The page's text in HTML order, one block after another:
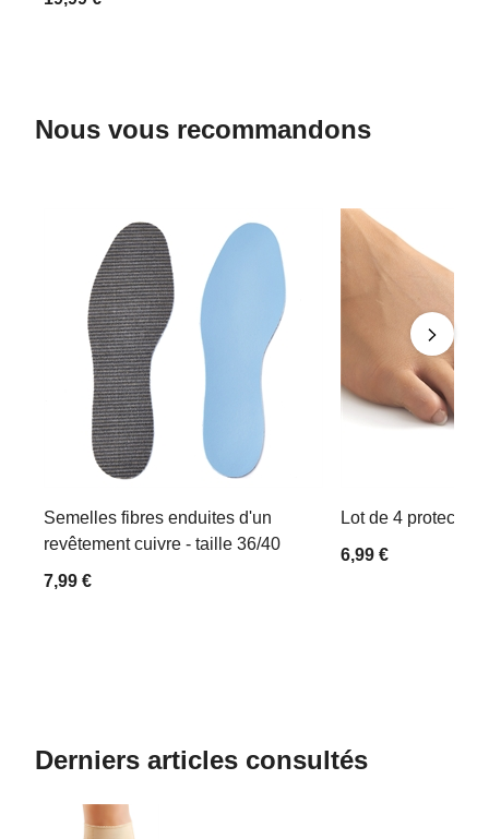
Nous vous recommandons
Semelles fibres enduites d'un
revêtement cuivre - taille 36/40
7,99 €
Lot de 4
6,99 €
Derniers articles consultés